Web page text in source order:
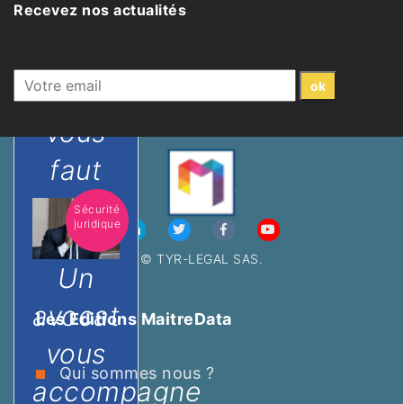
l'avocat
qu'il
vous
faut
Sécurité
juridique
Un
avocat
vous
accompagne
Recevez nos actualités
© TYR-LEGAL SAS.
Les Editions MaitreData
Qui sommes nous ?